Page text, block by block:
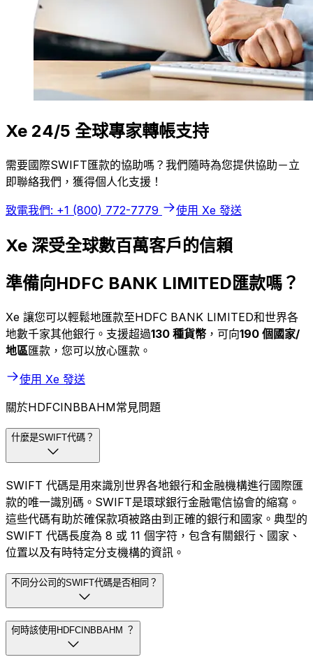
Xe 24/5 全球專家轉帳支持
需要國際SWIFT匯款的協助嗎？我們隨時為您提供協助－立
即聯絡我們，獲得個人化支援！
致電我們: +1 (800) 772-7779 使用 Xe 發送
Xe 深受全球數百萬客戶的信賴
準備向HDFC BANK LIMITED匯款嗎？
Xe 讓您可以輕鬆地匯款至HDFC BANK LIMITED和世界各
地數千家其他銀行。支援超過130 種貨幣 ，可向190 個國家/
地區匯款，您可以放心匯款。
使用 Xe 發送
關於HDFCINBBAHM常見問題
什麼是SWIFT代碼？
SWIFT 代碼是用來識別世界各地銀行和金融機構進行國際匯
款的唯一識別碼。SWIFT是環球銀行金融電信協會的縮寫。
這些代碼有助於確保款項被路由到正確的銀行和國家。典型的
SWIFT 代碼長度為 8 或 11 個字符，包含有關銀行、國家、
位置以及有時特定分支機構的資訊。
不同分公司的SWIFT代碼是否相同？
何時該使用HDFCINBBAHM ？